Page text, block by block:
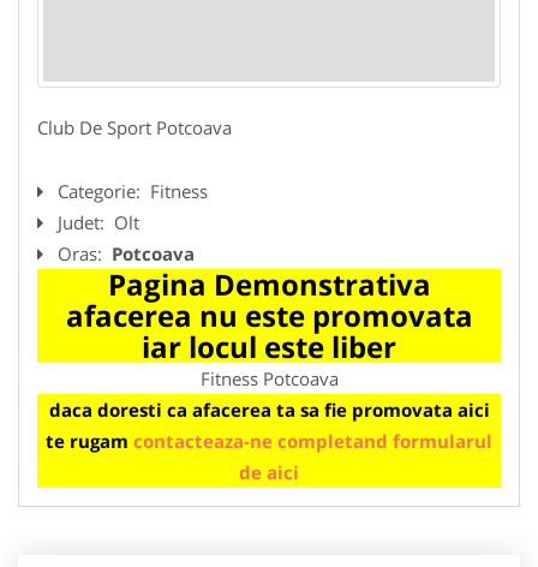
Club De Sport Potcoava
Categorie: Fitness
Judet: Olt
Oras: Potcoava
Pagina Demonstrativa
afacerea nu este promovata
iar locul este liber
Fitness Potcoava
daca doresti ca afacerea ta sa fie promovata aici
te rugam contacteaza-ne completand formularul
de aici